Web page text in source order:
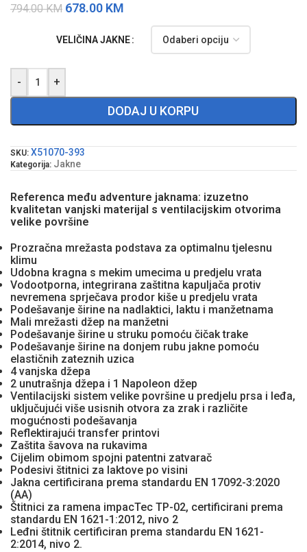
794.00KM 678.00 KM
VELIČINA JAKNE
- +
DODAJ U KORPU
SKU: X51070-393
Kategorija: Jakne
Referenca među adventure jaknama: izuzetno
kvalitetan vanjski materijal s ventilacijskim otvorima
velike površine
Prozračna mrežasta podstava za optimalnu tjelesnu
klimu
Udobna kragna s mekim umecima u predjelu vrata
Vodootporna, integrirana zaštitna kapuljača protiv
nevremena sprječava prodor kiše u predjelu vrata
Podešavanje širine na nadlaktici, laktu i manžetnama
Mali mrežasti džep na manžetni
Podešavanje širine u struku pomoću čičak trake
Podešavanje širine na donjem rubu jakne pomoću
elastičnih zateznih uzica
4 vanjska džepa
2 unutrašnja džepa i 1 Napoleon džep
Ventilacijski sistem velike površine u predjelu prsa i leđa,
uključujući više usisnih otvora za zrak i različite
mogućnosti podešavanja
Reflektirajući transfer printovi
Zaštita šavova na rukavima
Cijelim obimom spojni patentni zatvarač
Podesivi štitnici za laktove po visini
Jakna certificirana prema standardu EN 17092-3:2020
(AA)
Štitnici za ramena impacTec TP-02, certificirani prema
standardu EN 1621-1:2012, nivo 2
Leđni štitnik certificiran prema standardu EN 1621-
2:2014, nivo 2.